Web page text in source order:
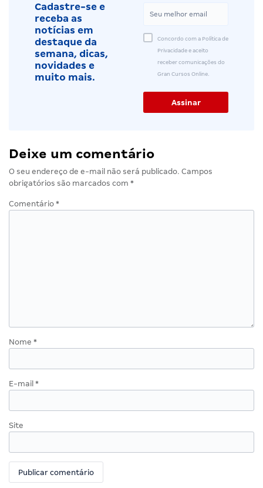
Cadastre-se e
receba as
notícias em
destaque da
semana, dicas,
novidades e
muito mais.
Concordo com a Política de
Privacidade e aceito
receber comunicações do
Gran Cursos Online.
Deixe um comentário
O seu endereço de e-mail não será publicado. Campos
obrigatórios são marcados com *
Comentário *
Nome *
E-mail *
Site